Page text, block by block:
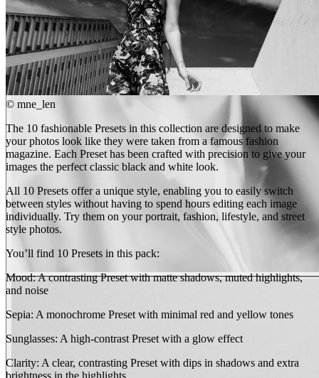
BEFORE
arrow_back_ios
arrow_forward_ios
© mne_len
The 10 fashionable Presets in this collection are designed to make
your photos look like they were taken from a famous fashion
magazine. Each Preset has been crafted with precision to give your
images the perfect classic black and white look.
All 10 Presets offer a unique style, enabling you to easily switch
between styles without having to spend hours editing each image
individually. Try them on your portrait, fashion, lifestyle, and street
style photos.
You’ll find 10 Presets in this pack:
Mood: A contrasting Preset with matte shadows, muted highlights,
and noise
Sepia: A monochrome Preset with minimal red and yellow tones
Sunglasses: A high-contrast Preset with a glow effect
Clarity: A clear, contrasting Preset with dips in shadows and extra
brightness in the highlights